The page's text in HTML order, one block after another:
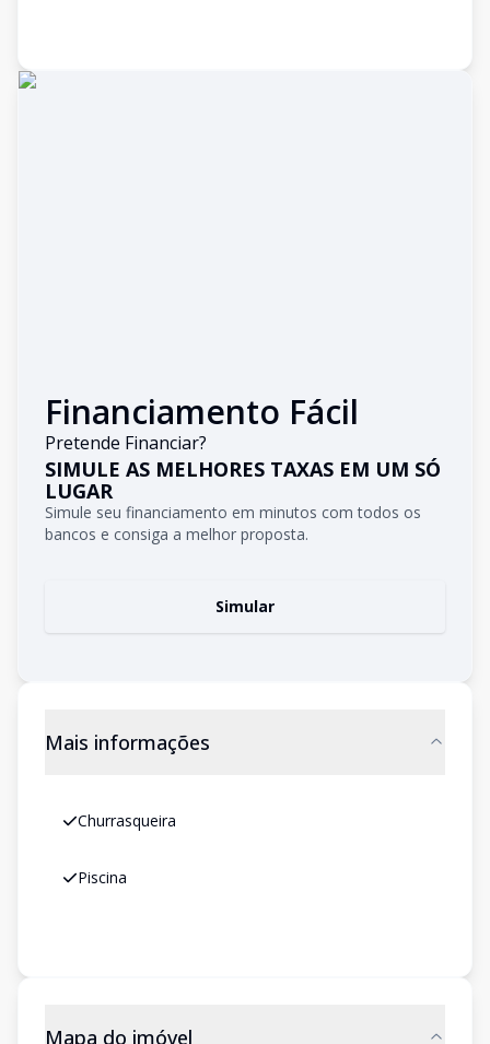
Financiamento Fácil
Pretende Financiar?
SIMULE AS MELHORES TAXAS EM UM SÓ
LUGAR
Simule seu financiamento em minutos com todos os
bancos e consiga a melhor proposta.
Simular
Mais informações
Churrasqueira
Piscina
Mapa do imóvel